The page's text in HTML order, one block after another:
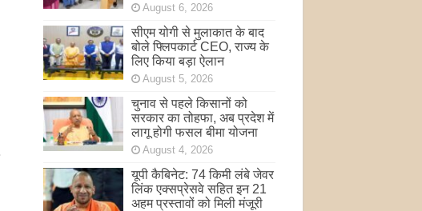
August 6, 2026
सीएम योगी से मुलाकात के बाद
बोले फ्लिपकार्ट CEO, राज्य के
लिए किया बड़ा ऐलान
August 5, 2026
चुनाव से पहले किसानों को
सरकार का तोहफा, अब प्रदेश में
लागू होगी फसल बीमा योजना
August 4, 2026
यूपी कैबिनेट: 74 किमी लंबे जेवर
लिंक एक्सप्रेसवे सहित इन 21
अहम प्रस्तावों को मिली मंजूरी